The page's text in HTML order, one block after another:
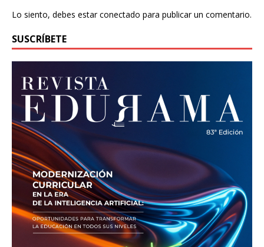
Lo siento, debes estarconectado para publicar un comentario.
SUSCRÍBETE